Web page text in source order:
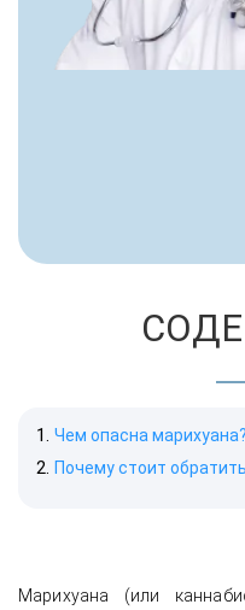
Чем опасна марихуана?
Почему стоит
Марихуана (или